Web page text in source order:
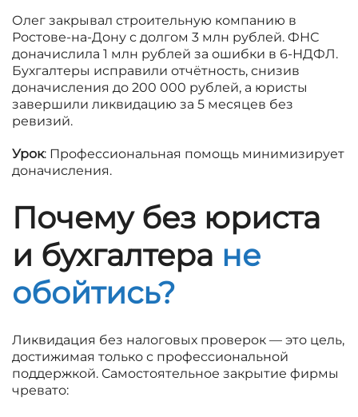
Олег закрывал строительную компанию в
Ростове-на-Дону с долгом 3 млн рублей. ФНС
доначислила 1 млн рублей за ошибки в 6-НДФЛ.
Бухгалтеры исправили отчётность, снизив
доначисления до 200 000 рублей, а юристы
завершили ликвидацию за 5 месяцев без
ревизий.
Урок: Профессиональная помощь минимизирует
доначисления.
Почему без юриста
и бухгалтера не
обойтись?
Ликвидация без налоговых проверок — это цель,
достижимая только с профессиональной
поддержкой. Самостоятельное закрытие фирмы
чревато: